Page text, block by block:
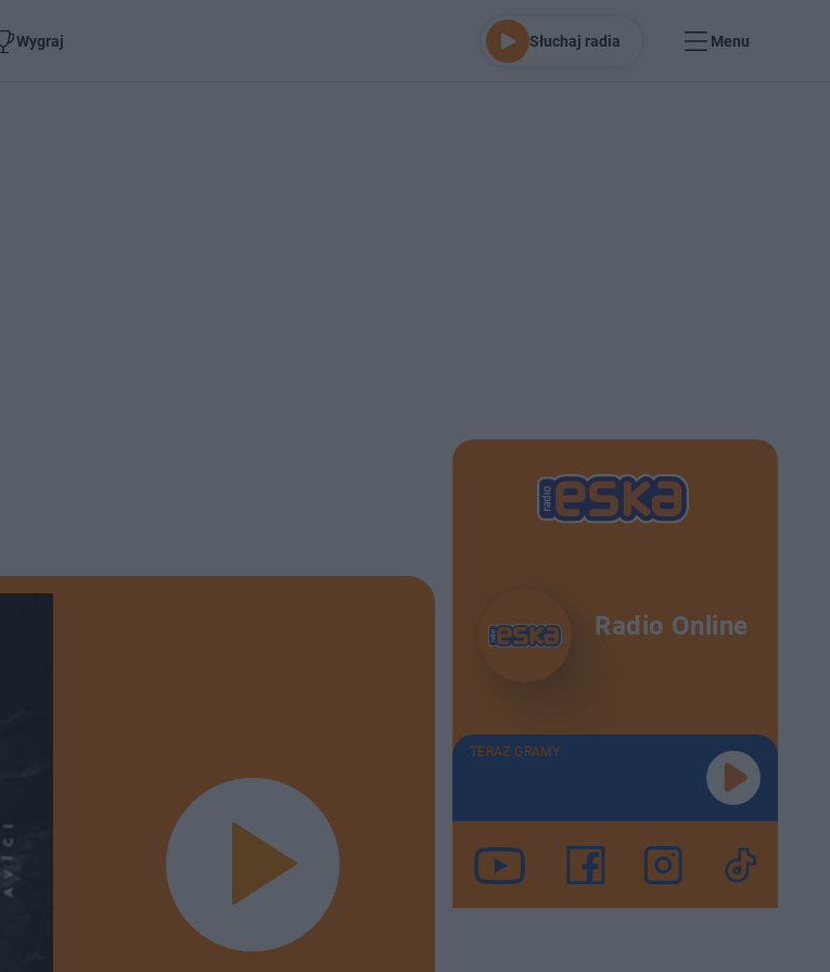
Wygraj Słuchaj radia Menu
Radio Online
TERAZ GRAMY